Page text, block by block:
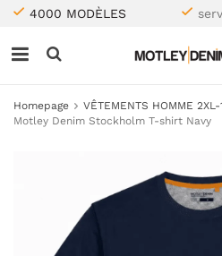
4000 MODÈLES
Homepage VÊTEMENTS HOMME 2XL-
Motley Denim Stockholm T-shirt Navy